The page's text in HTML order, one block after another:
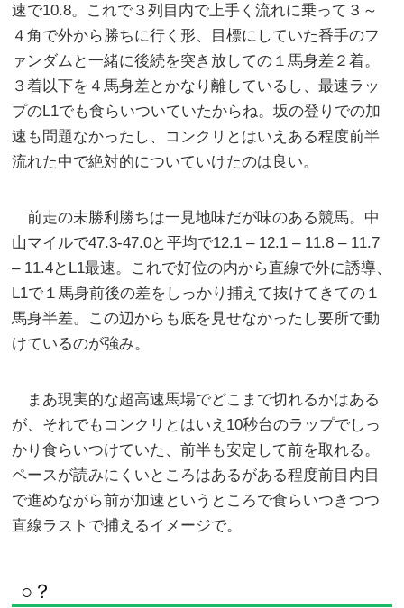
速で10.8。これで３列目内で上手く流れに乗って３～
４角で外から勝ちに行く形、目標にしていた番手のフ
ァンダムと一緒に後続を突き放しての１馬身差２着。
３着以下を４馬身差とかなり離しているし、最速ラッ
プのL1でも食らいついていたからね。坂の登りでの加
速も問題なかったし、コンクリとはいえある程度前半
流れた中で絶対的についていけたのは良い。
前走の未勝利勝ちは一見地味だが味のある競馬。中
山マイルで47.3-47.0と平均で12.1 – 12.1 – 11.8 – 11.7
– 11.4とL1最速。これで好位の内から直線で外に誘導、
L1で１馬身前後の差をしっかり捕えて抜けてきての１
馬身半差。この辺からも底を見せなかったし要所で動
けているのが強み。
まあ現実的な超高速馬場でどこまで切れるかはある
が、それでもコンクリとはいえ10秒台のラップでしっ
かり食らいつけていた、前半も安定して前を取れる。
ペースが読みにくいところはあるがある程度前目内目
で進めながら前が加速というところで食らいつきつつ
直線ラストで捕えるイメージで。
○？